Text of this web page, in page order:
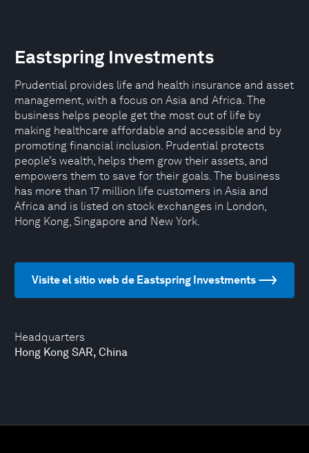
Headquarters
Hong Kong SAR, China
Eastspring Investments
Prudential provides life and health insurance and asset
management, with a focus on Asia and Africa. The
business helps people get the most out of life by
making healthcare affordable and accessible and by
promoting financial inclusion. Prudential protects
people’s wealth, helps them grow their assets, and
empowers them to save for their goals. The business
has more than 17 million life customers in Asia and
Africa and is listed on stock exchanges in London,
Hong Kong, Singapore and New York.
Visite el sitio web de Eastspring Investments